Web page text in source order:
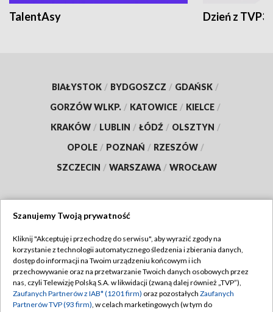
TalentAsy Dzień z TVP3
BIAŁYSTOK / BYDGOSZCZ / GDAŃSK /
GORZÓW WLKP. / KATOWICE / KIELCE /
KRAKÓW / LUBLIN / ŁÓDŹ / OLSZTYN /
OPOLE / POZNAŃ / RZESZÓW /
SZCZECIN / WARSZAWA / WROCŁAW
TVP
Abonament TVP
Emisja w TVP
Regulamin TVP
Polityka prywatności
Szanujemy Twoją prywatność
Kliknij "Akceptuję i przechodzę do serwisu", aby wyrazić zgody na
korzystanie z technologii automatycznego śledzenia i zbierania danych,
dostęp do informacji na Twoim urządzeniu końcowym i ich
przechowywanie oraz na przetwarzanie Twoich danych osobowych przez
nas, czyli Telewizję Polską S.A. w likwidacji (zwaną dalej również „TVP”),
Zaufanych Partnerów z IAB* (1201 firm) oraz pozostałych Zaufanych
Partnerów TVP (93 firm), w celach marketingowych (w tym do